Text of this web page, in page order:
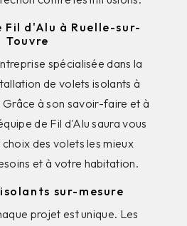
Fil d'Alu à Ruelle-sur-
Touvre
spécialisée dans la
de volets isolants à
à son savoir-faire et à
de Fil d'Alu saura vous
des volets les mieux
et à votre habitation.
sur-mesure
projet est unique. Les